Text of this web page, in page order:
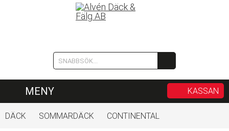
MENY KASSAN
DÄCK SOMMARDÄCK CONTINENTAL